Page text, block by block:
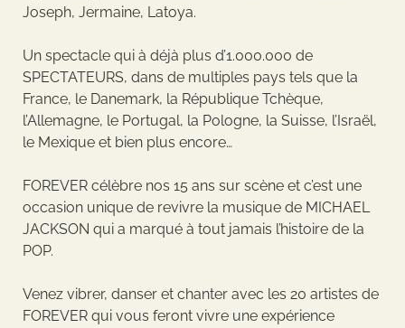
Joseph, Jermaine, Latoya.
Un spectacle qui à déjà plus d’1.000.000 de
SPECTATEURS, dans de multiples pays tels que la
France, le Danemark, la République Tchèque,
l’Allemagne, le Portugal, la Pologne, la Suisse, l’Israël,
le Mexique et bien plus encore…
FOREVER célèbre nos 15 ans sur scène et c’est une
occasion unique de revivre la musique de MICHAEL
JACKSON qui a marqué à tout jamais l’histoire de la
POP.
Venez vibrer, danser et chanter avec les 20 artistes de
FOREVER qui vous feront vivre une expérience